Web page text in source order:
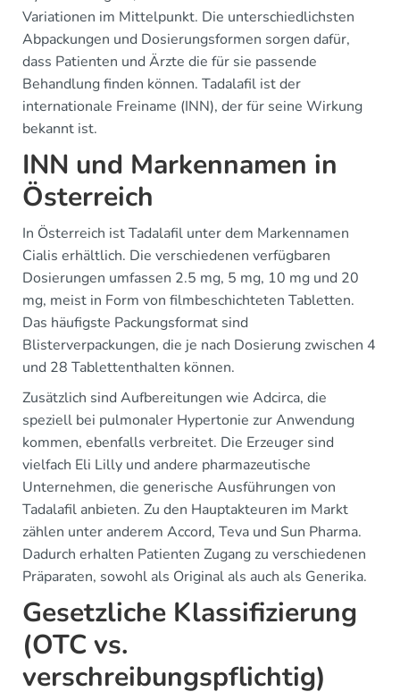
Variationen im Mittelpunkt. Die unterschiedlichsten
Abpackungen und Dosierungsformen sorgen dafür,
dass Patienten und Ärzte die für sie passende
Behandlung finden können. Tadalafil ist der
internationale Freiname (INN), der für seine Wirkung
bekannt ist.
INN und Markennamen in
Österreich
In Österreich ist Tadalafil unter dem Markennamen
Cialis erhältlich. Die verschiedenen verfügbaren
Dosierungen umfassen 2.5 mg, 5 mg, 10 mg und 20
mg, meist in Form von filmbeschichteten Tabletten.
Das häufigste Packungsformat sind
Blisterverpackungen, die je nach Dosierung zwischen 4
und 28 Tablettenthalten können.
Zusätzlich sind Aufbereitungen wie Adcirca, die
speziell bei pulmonaler Hypertonie zur Anwendung
kommen, ebenfalls verbreitet. Die Erzeuger sind
vielfach Eli Lilly und andere pharmazeutische
Unternehmen, die generische Ausführungen von
Tadalafil anbieten. Zu den Hauptakteuren im Markt
zählen unter anderem Accord, Teva und Sun Pharma.
Dadurch erhalten Patienten Zugang zu verschiedenen
Präparaten, sowohl als Original als auch als Generika.
Gesetzliche Klassifizierung
(OTC vs.
verschreibungspflichtig)